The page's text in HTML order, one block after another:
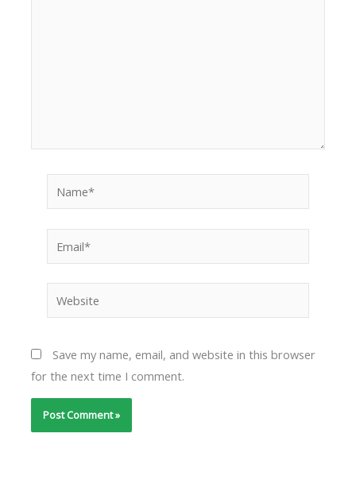
Website
Save my name, email, and website in this browser
for the next time I comment.